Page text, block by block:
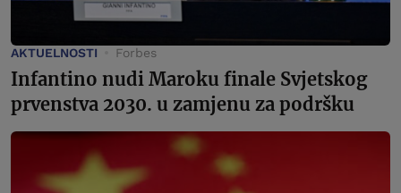
AKTUELNOSTI Forbes
Infantino nudi Maroku finale Svjetskog
prvenstva 2030. u zamjenu za podršku